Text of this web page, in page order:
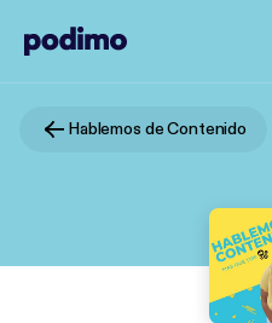
Hablemos de Contenido